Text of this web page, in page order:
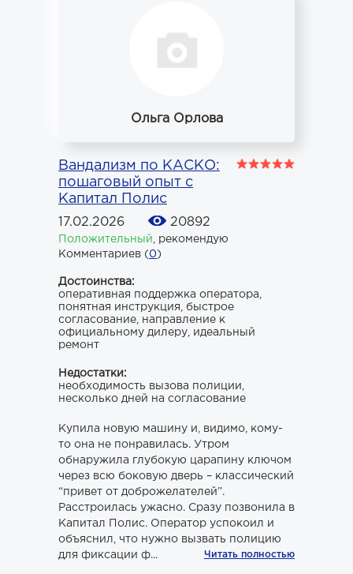
Ольга Орлова
Вандализм по КАСКО:
пошаговый опыт с
Капитал Полис
17.02.2026 20892
Положительный
рекомендую
Комментариев (0)
Достоинства:
оперативная поддержка оператора,
понятная инструкция, быстрое
согласование, направление к
официальному дилеру, идеальный
ремонт
Недостатки:
необходимость вызова полиции,
несколько дней на согласование
Купила новую машину и, видимо, кому-
то она не понравилась. Утром
обнаружила глубокую царапину ключом
через всю боковую дверь – классический
“привет от доброжелателей”.
Расстроилась ужасно. Сразу позвонила в
Капитал Полис. Оператор успокоил и
объяснил, что нужно вызвать полицию
для фиксации ф...
Читать полностью